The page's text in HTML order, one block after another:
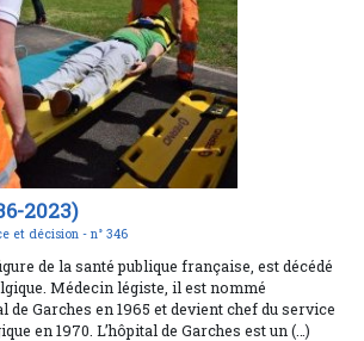
2023)
et décision -n° 346
de la santé publique française, est décédé
Médecin légiste, il est nommé
de Garches en 1965 et devient chef du service
en 1970. L’hôpital de Garches est un (…)